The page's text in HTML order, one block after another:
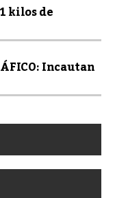
kilos de
Incautan